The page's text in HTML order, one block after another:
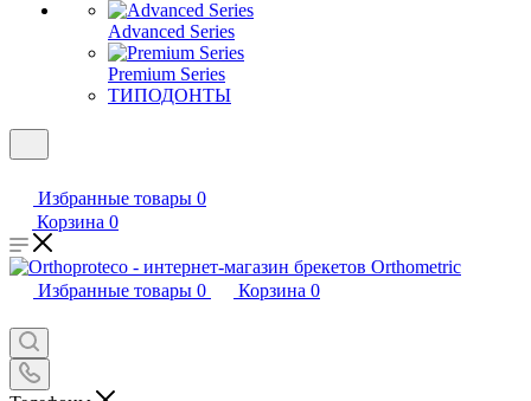
Advanced Series
Premium Series
ТИПОДОНТЫ
Избранные товары 0
Корзина 0
Избранные товары 0 Корзина 0